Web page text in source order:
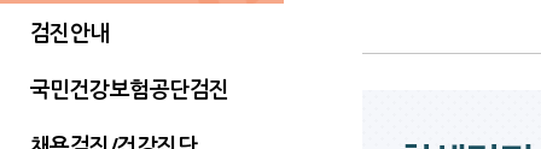
검진안내
국민건강보험공단검진